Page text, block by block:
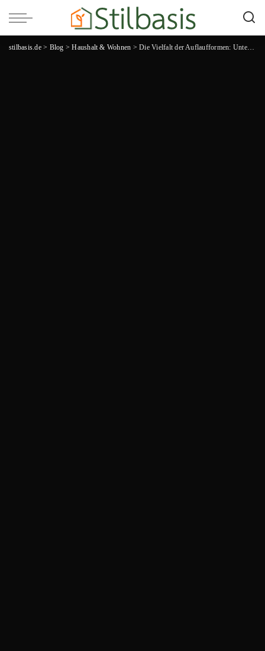
stilbasis.de> Blog >Haushalt & Wohnen >Die Vielfalt der Auflaufformen: Unterschiedliche Typen und Pflegehinweise